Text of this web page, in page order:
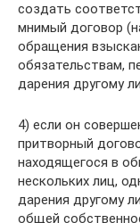
создать
мнимый договор
обращения
обязательствам,
дарения другому
4) если он
притворный
находящегося в
нескольких лиц,
дарения другому
общей